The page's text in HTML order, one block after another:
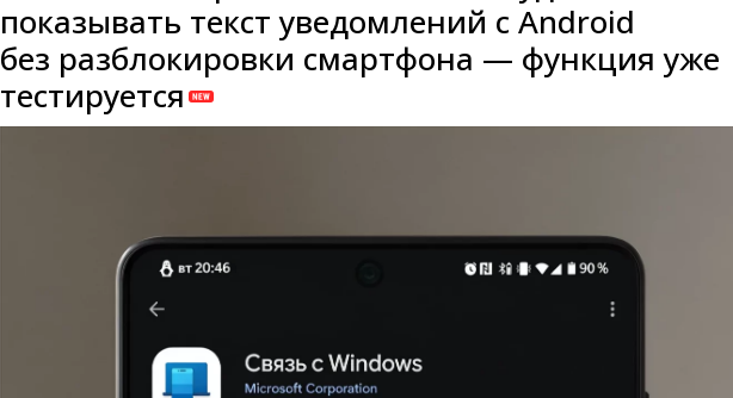
показывать текст уведомлений с Android
без разблокировки смартфона — функция уже
тестируется